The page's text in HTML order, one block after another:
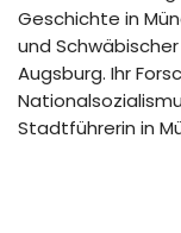
Geschichte in
und
Augsburg. Ihr
Stadtführerin in